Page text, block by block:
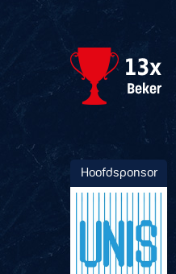
Hoofdsponsor